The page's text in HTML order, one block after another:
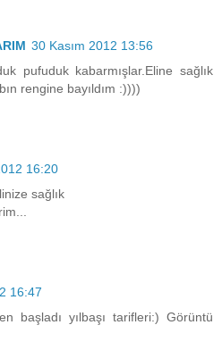
30 Kasım 2012 13:56
pufuduk kabarmışlar.Eline sağlık
rengine bayıldım :))))
16:20
sağlık
16:47
başladı yılbaşı tarifleri:) Görüntü